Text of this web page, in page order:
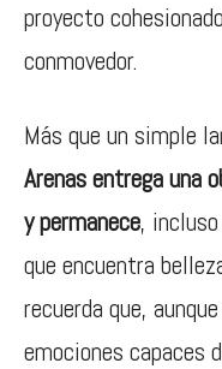
proyecto
conmovedor.
Más que un simple
Arenas entrega una
y permanece,
que encuentra
recuerda que,
emociones capaces